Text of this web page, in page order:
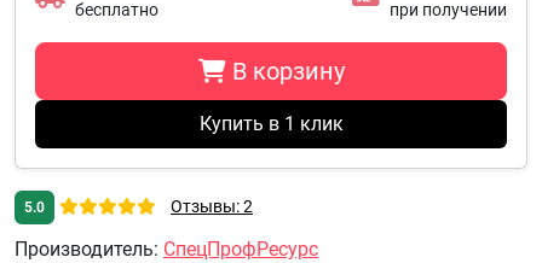
бесплатно при получении
В корзину
Купить в 1 клик
5.0 Отзывы: 2
Производитель: СпецПрофРесурс